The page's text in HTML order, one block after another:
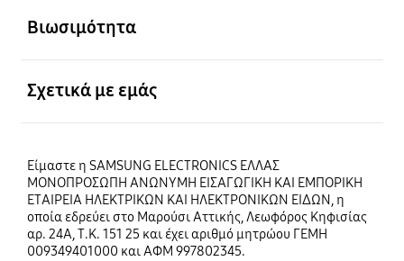
Βιωσιμότητα
Σχετικά με εμάς
Είμαστε η SAMSUNG ELECTRONICS ΕΛΛΑΣ
ΜΟΝΟΠΡΟΣΩΠΗ ΑΝΩΝΥΜΗ ΕΙΣΑΓΩΓΙΚΗ ΚΑΙ ΕΜΠΟΡΙΚΗ
ΕΤΑΙΡΕΙΑ ΗΛΕΚΤΡΙΚΩΝ ΚΑΙ ΗΛΕΚΤΡΟΝΙΚΩΝ ΕΙΔΩΝ, η
οποία εδρεύει στο Μαρούσι Αττικής, Λεωφόρος Κηφισίας
αρ. 24Α, Τ.Κ. 151 25 και έχει αριθμό μητρώου ΓΕΜΗ
009349401000 και ΑΦΜ 997802345.